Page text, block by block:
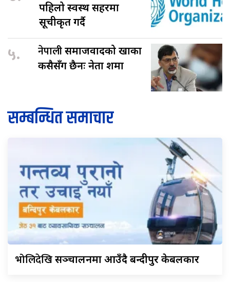
पहिलो स्वस्थ सहरमा
सूचीकृत गर्दै
५. नेपालीसमाजवादको खाका
कसैसँग छैनः नेता शर्मा
सम्बन्धित समाचार
भोलिदेखिसञ्चालनमा आउँदै बन्दीपुर केबलकार